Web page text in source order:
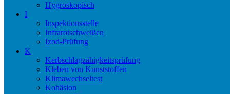
Hygroskopisch
I
Inspektionsstelle
Infrarotschweißen
Izod-Prüfung
K
Kerbschlagzähigkeitsprüfung
Kleben von Kunststoffen
Klimawechseltest
Kohäsion